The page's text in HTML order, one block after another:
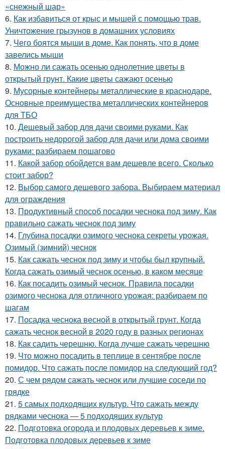
«снежный шар»
6. Как избавиться от крыс и мышей с помощью трав.
Уничтожение грызунов в домашних условиях
7. Чего боятся мыши в доме. Как понять, что в доме
завелись мыши
8. Можно ли сажать осенью однолетние цветы в
открытый грунт. Какие цветы сажают осенью
9. Мусорные контейнеры металлические в краснодаре.
Основные преимущества металлических контейнеров
для ТБО
10. Дешевый забор для дачи своими руками. Как
построить недорогой забор для дачи или дома своими
руками: разбираем пошагово
11. Какой забор обойдется вам дешевле всего. Сколько
стоит забор?
12. Выбор самого дешевого забора. Выбираем материал
для ограждения
13. Продуктивный способ посадки чеснока под зиму. Как
правильно сажать чеснок под зиму
14. Глубина посадки озимого чеснока секреты урожая.
Озимый (зимний) чеснок
15. Как сажать чеснок под зиму и чтобы был крупный.
Когда сажать озимый чеснок осенью, в каком месяце
16. Как посадить озимый чеснок. Правила посадки
озимого чеснока для отличного урожая: разбираем по
шагам
17. Посадка чеснока весной в открытый грунт. Когда
сажать чеснок весной в 2020 году в разных регионах
18. Как садить черешню. Когда лучше сажать черешню
19. Что можно посадить в теплице в сентябре после
помидор. Что сажать после помидор на следующий год?
20. С чем рядом сажать чеснок или лучшие соседи по
грядке
21. 5 самых подходящих культур. Что сажать между
рядками чеснока — 5 подходящих культур
22. Подготовка огорода и плодовых деревьев к зиме.
Подготовка плодовых деревьев к зиме